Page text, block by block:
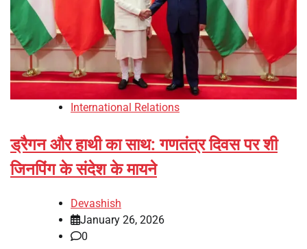
International Relations
ड्रैगन और हाथी का साथ: गणतंत्र दिवस पर शी
जिनपिंग के संदेश के मायने
Devashish
January 26, 2026
0